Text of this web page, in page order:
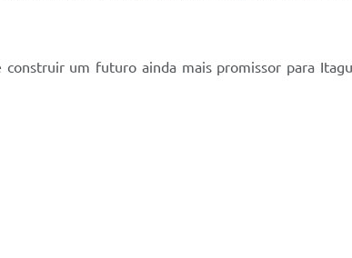
um futuro ainda mais promissor para